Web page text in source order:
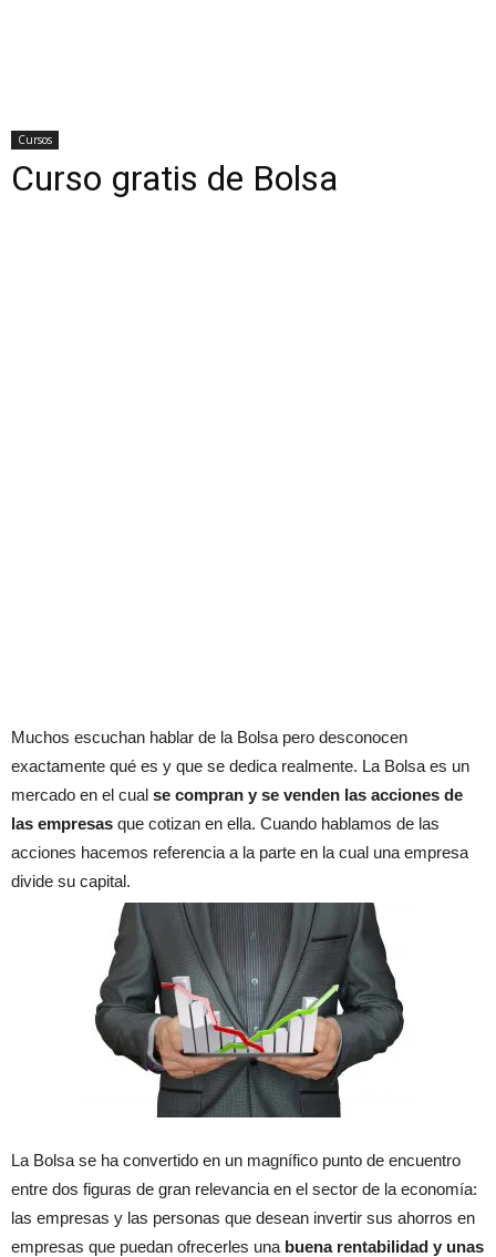
Cursos
Curso gratis de Bolsa
Muchos escuchan hablar de la Bolsa pero desconocen
exactamente qué es y que se dedica realmente. La Bolsa es un
mercado en el cual se compran y se venden las acciones de
las empresas que cotizan en ella. Cuando hablamos de las
acciones hacemos referencia a la parte en la cual una empresa
divide su capital.
La Bolsa se ha convertido en un magnífico punto de encuentro
entre dos figuras de gran relevancia en el sector de la economía:
las empresas y las personas que desean invertir sus ahorros en
empresas que puedan ofrecerles una buena rentabilidad y unas